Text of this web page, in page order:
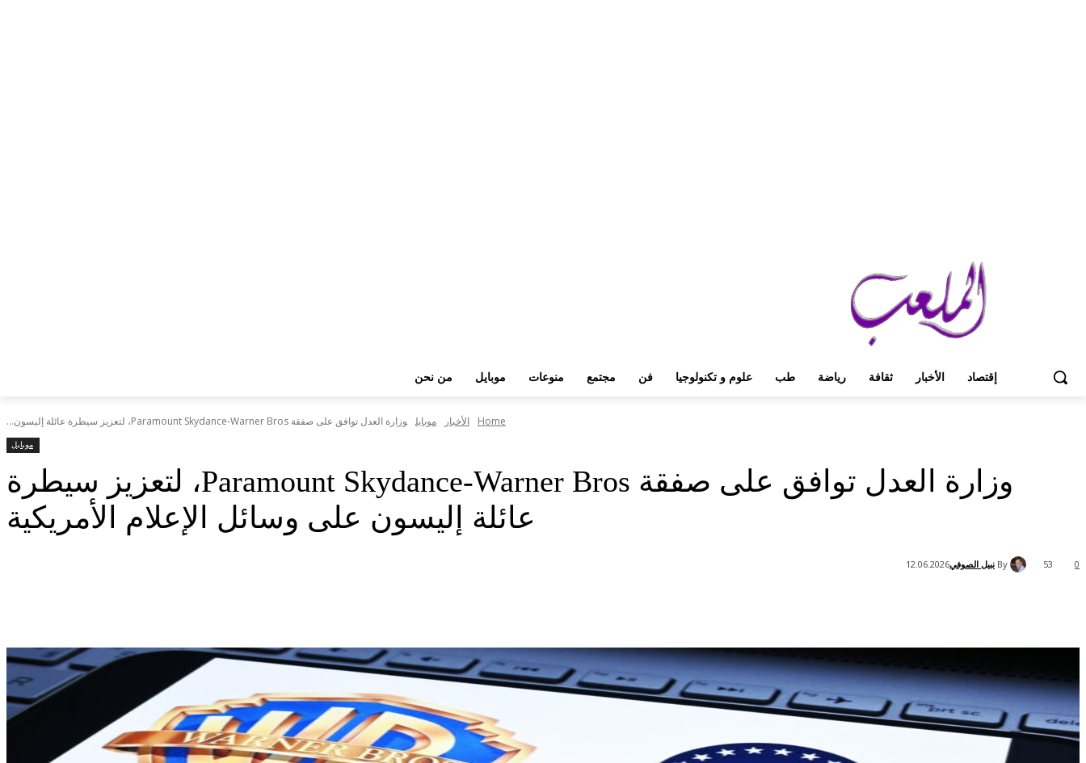
إقتصاد الأخبار ثقافة رياضة طب علوم و تكنولوجيا فن مجتمع منوعات موبايل من نحن
Home الأخبار موبايل وزارة العدل توافق على صفقة Paramount Skydance-Warner Bros، لتعزيز سيطرة عائلة إليسون...
موبايل
وزارة العدل توافق على صفقة Paramount Skydance-Warner Bros، لتعزيز سيطرة
عائلة إليسون على وسائل الإعلام الأمريكية
By نبيل الصوفي12.06.2026 0
53